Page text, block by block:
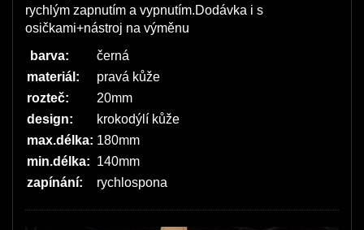
rychlým zapnutím a vypnutím.Dodávka i s
osičkami+nástroj na výměnu
barva:
černá
materiál:
pravá kůže
rozteč:
20mm
design:
krokodýlí kůže
max.délka: 180mm
min.délka: 140mm
zapínání:
rychlospona